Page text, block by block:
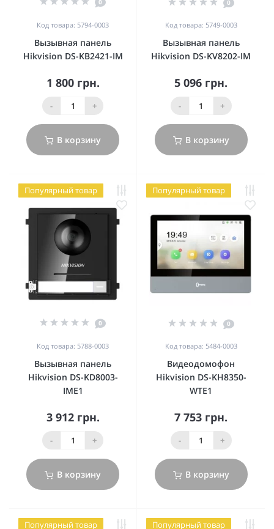
0
Код товара: 5794-0003
Вызывная панель
Hikvision DS-KB2421-IM
1 800 грн.
- +
В корзину
0
Код товара: 5749-0003
Вызывная панель
Hikvision DS-KV8202-IM
5 096 грн.
- +
В корзину
Популярный товар
0
Код товара: 5788-0003
Вызывная панель
Hikvision DS-KD8003-
IME1
3 912 грн.
- +
В корзину
Популярный товар
0
Код товара: 5484-0003
Видеодомофон
Hikvision DS-KH8350-
WTE1
7 753 грн.
- +
В корзину
Популярный товар Популярный товар